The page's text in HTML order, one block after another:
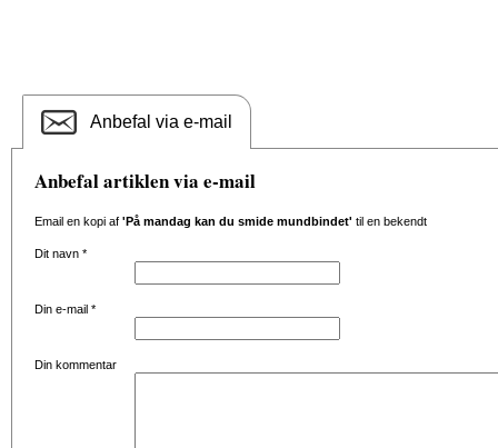
Anbefal via e-mail
Anbefal artiklen via e-mail
Email en kopi af 'På mandag kan du smide mundbindet' til en bekendt
Dit navn *
Din e-mail *
Din kommentar